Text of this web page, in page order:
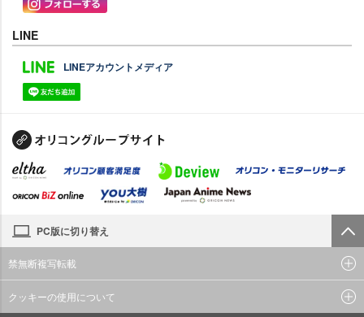
LINE
LINEアカウントメディア
PC版に切り替え
禁無断複写転載
クッキーの使用について